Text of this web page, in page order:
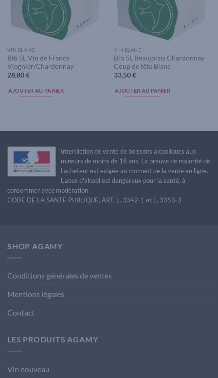
VIN BLANC
Bib 5L Vin de France
Viognier/Chardonnay
28,80€
AJOUTER AU PANIER
VIN BLANC
Bib 5L Beaujolais Chardonnay
Coup de tête Blanc
33,50€
AJOUTER AU PANIER
Interdiction de vente de boissons alcooliques aux
mineurs de moins de 18 ans. La preuve de majorité de
l'acheteur est exigée au moment de la vente en ligne.
L'abus d'alcool est dangereux pour la santé, à
consommer avec modération
CODE DE LA SANTE PUBLIQUE, ART. L. 3342-1 et L. 3353-3
SHOP AGAMY
Conditions générales de ventes
Mentions légales
Contact
LES PRODUITS AGAMY
Vin nouveau